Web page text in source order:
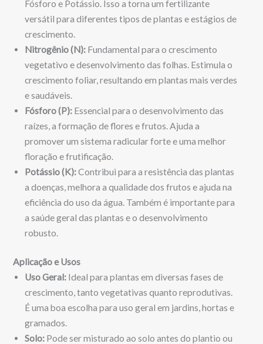
Fósforo e Potássio. Isso a torna um fertilizante
versátil para diferentes tipos de plantas e estágios de
crescimento.
Nitrogênio (N): Fundamental para o crescimento
vegetativo e desenvolvimento das folhas. Estimula o
crescimento foliar, resultando em plantas mais verdes
e saudáveis.
Fósforo (P): Essencial para o desenvolvimento das
raízes, a formação de flores e frutos. Ajuda a
promover um sistema radicular forte e uma melhor
floração e frutificação.
Potássio (K):Contribui para a resistência das plantas
a doenças, melhora a qualidade dos frutos e ajuda na
eficiência do uso da água. Também é importante para
a saúde geral das plantas e o desenvolvimento
robusto.
Aplicação e Usos
Uso Geral: Ideal para plantas em diversas fases de
crescimento, tanto vegetativas quanto reprodutivas.
É uma boa escolha para uso geral em jardins, hortas e
gramados.
Solo: Pode ser misturado ao solo antes do plantio ou